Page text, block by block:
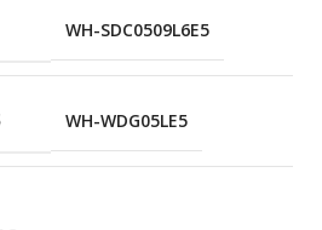
WH-SDC0509L6E5
WH-WDG05LE5